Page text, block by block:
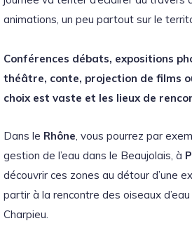
animations, un peu partout sur le
Conférences débats, expositions
théâtre, conte, projection de films
choix est vaste et les lieux de
Dans le Rhône, vous pourrez par
gestion de l’eau dans le Beaujolais, à
découvrir ces zones au détour d’une
partir à la rencontre des oiseaux
Charpieu.